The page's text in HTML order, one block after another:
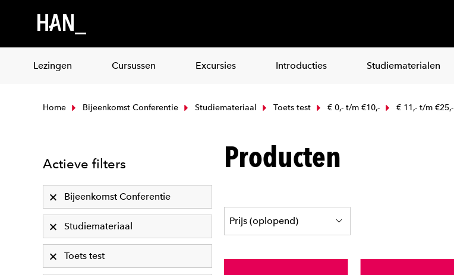
Lezingen Cursussen Excursies Introducties Studiematerialen
Home Bijeenkomst Conferentie Studiemateriaal Toets test € 0,- t/m €10,- € 11,- t/m €25,-
Actieve filters
Bijeenkomst Conferentie
Studiemateriaal
Toets test
Producten